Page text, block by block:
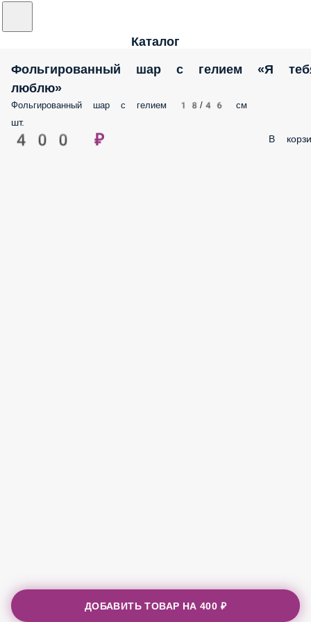
Каталог
Фольгированный шар с гелием «Я
тебя люблю»
Фольгированный шар с гелием 18/46 см
шт.
400 ₽ В
ДОБАВИТЬ ТОВАР НА400 ₽